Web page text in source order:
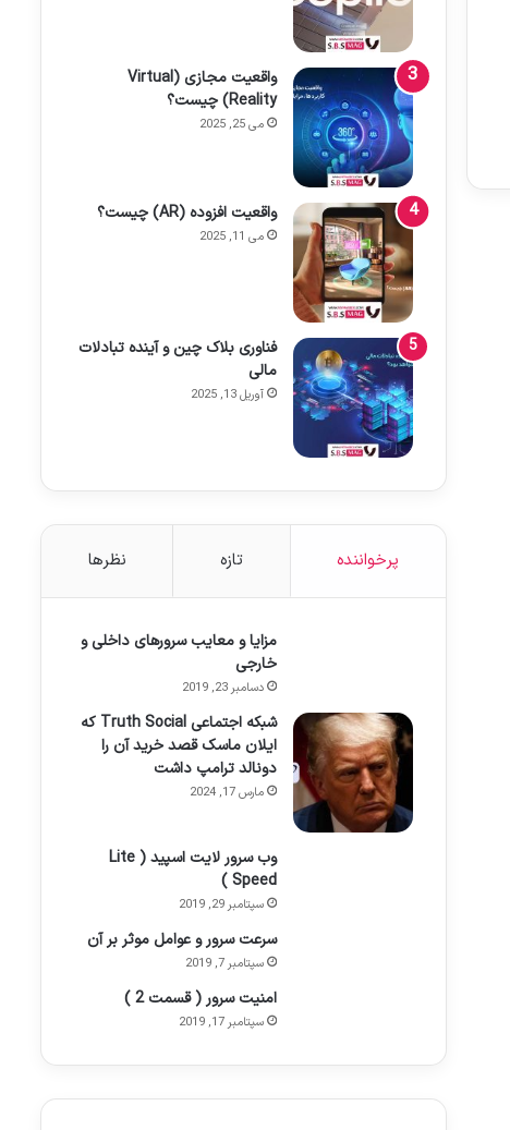
واقعیت مجازی (Virtual
Reality) چیست؟
می 25, 2025
واقعیت افزوده (AR) چیست؟
می 11, 2025
فناوری بلاک چین و آینده تبادلات
مالی
آوریل 13, 2025
پرخواننده تازه نظرها
مزایا و معایب سرورهای داخلی و
خارجی
دسامبر 23, 2019
شبکه اجتماعی Truth Social که
ایلان ماسک قصد خرید آن را
دونالد ترامپ داشت
مارس 17, 2024
وب سرور لایت اسپید ( Lite
Speed )
سپتامبر 29, 2019
سرعت سرور و عوامل موثر بر آن
سپتامبر 7, 2019
امنیت سرور ( قسمت 2 )
سپتامبر 17, 2019